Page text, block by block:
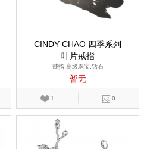
CINDY CHAO 四季系列
叶片戒指
戒指,高级珠宝,钻石
暂无
1 0